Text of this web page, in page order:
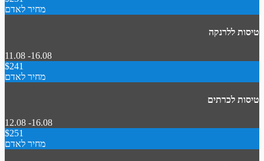
מחיר לאדם
טיסות ללרנקה
11.08 -16.08
$241
מחיר לאדם
טיסות לכרתים
12.08 -16.08
$251
מחיר לאדם